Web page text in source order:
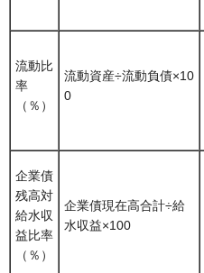
流動比
率
（％）
流動資産÷流動負債×10
0
企業債
残高対
給水収
益比率
（％）
企業債現在高合計÷給
水収益×100